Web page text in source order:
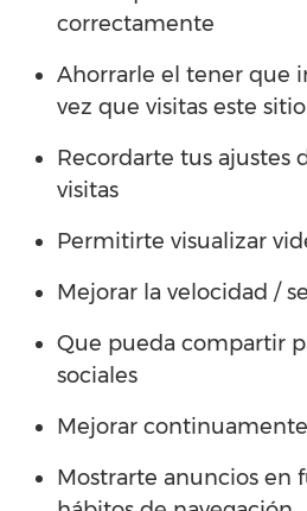
correctamente
Ahorrarle el tener que
vez que visitas este sitio
Recordarte tus ajustes
visitas
Permitirte visualizar
Mejorar la velocidad /
Que pueda compartir
sociales
Mejorar
Mostrarte anuncios en